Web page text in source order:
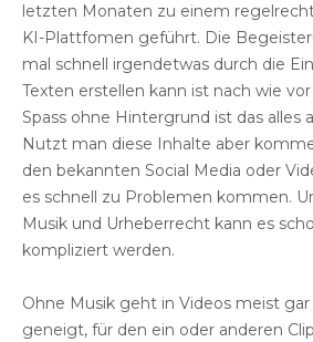
letzten Monaten zu einem
KI-Plattfomen geführt. Die
mal schnell irgendetwas durch die
Texten erstellen kann ist nach wie
Spass ohne Hintergrund ist das alles
Nutzt man diese Inhalte aber
den bekannten Social Media oder
es schnell zu Problemen kommen.
Musik und Urheberrecht kann es
kompliziert werden.
Ohne Musik geht in Videos meist
geneigt, für den ein oder anderen